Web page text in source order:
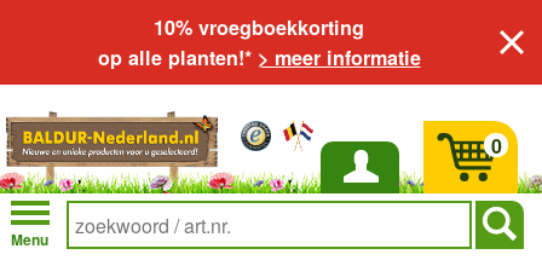
10% vroegboekkorting
op alle planten!* > meer informatie
Inloggen
Menu
0